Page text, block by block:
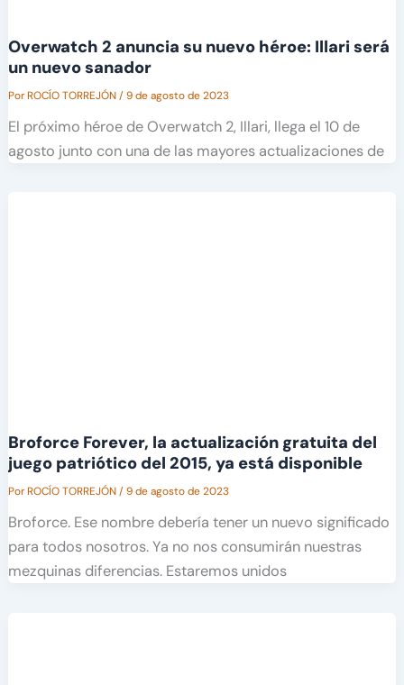
Overwatch 2 anuncia su nuevo héroe: Illari será
un nuevo sanador
PorROCÍO TORREJÓN/9 de agosto de 2023
El próximo héroe de Overwatch 2, Illari, llega el 10 de
agosto junto con una de las mayores actualizaciones de
Broforce Forever, la actualización gratuita del
juego patriótico del 2015, ya está disponible
PorROCÍO TORREJÓN/9 de agosto de 2023
Broforce. Ese nombre debería tener un nuevo significado
para todos nosotros. Ya no nos consumirán nuestras
mezquinas diferencias. Estaremos unidos